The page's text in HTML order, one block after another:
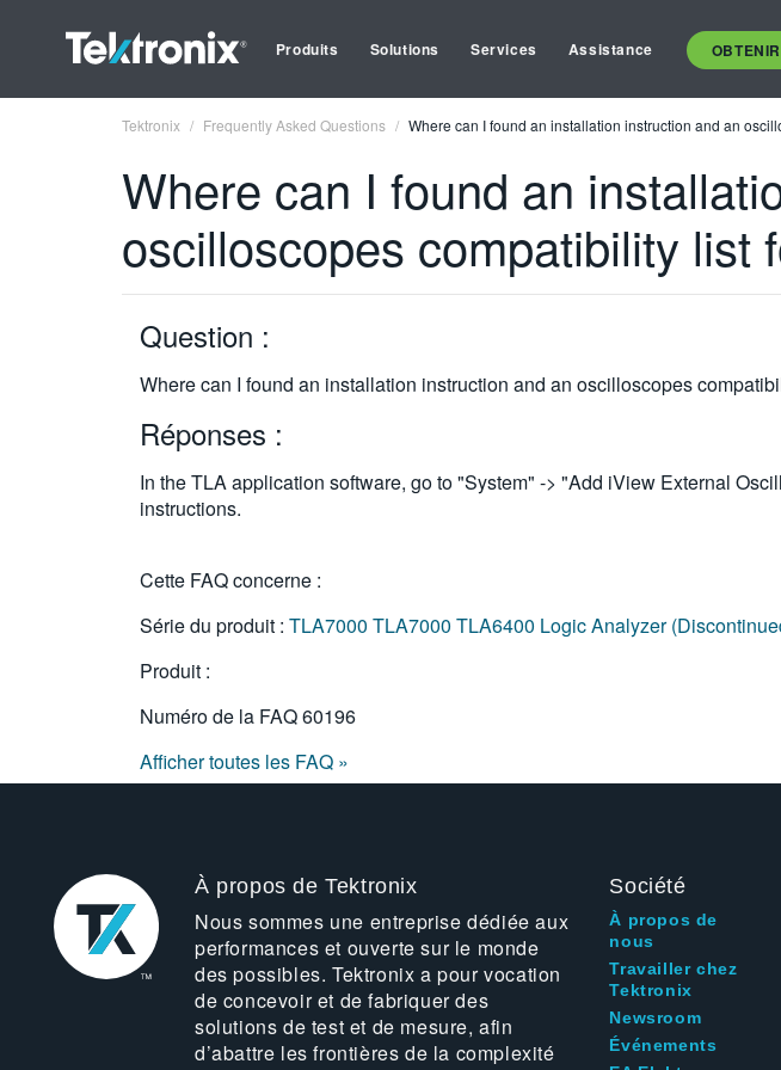
Produits Solutions Services Assistance
Tektronix Frequently Asked Questions Where can I found an installation instruction and an
Where can I found an
oscilloscopes compatibility list
Question :
Where can I found an installation instruction and an oscilloscopes
Réponses :
In the TLA application software, go to "System" -> "Add iView External
instructions.
Cette FAQ concerne :
Série du produit : TLA7000 TLA7000 TLA6400 Logic Analyzer
Produit :
Numéro de la FAQ60196
Afficher toutes les FAQ »
À propos de Tektronix
Nous sommes une entreprise dédiée aux
performances et ouverte sur le monde
des possibles. Tektronix a pour vocation
de concevoir et de fabriquer des
solutions de test et de mesure, afin
d’abattre les frontières de la complexité
Société
À propos de
nous
Travailler chez
Tektronix
Newsroom
Événements